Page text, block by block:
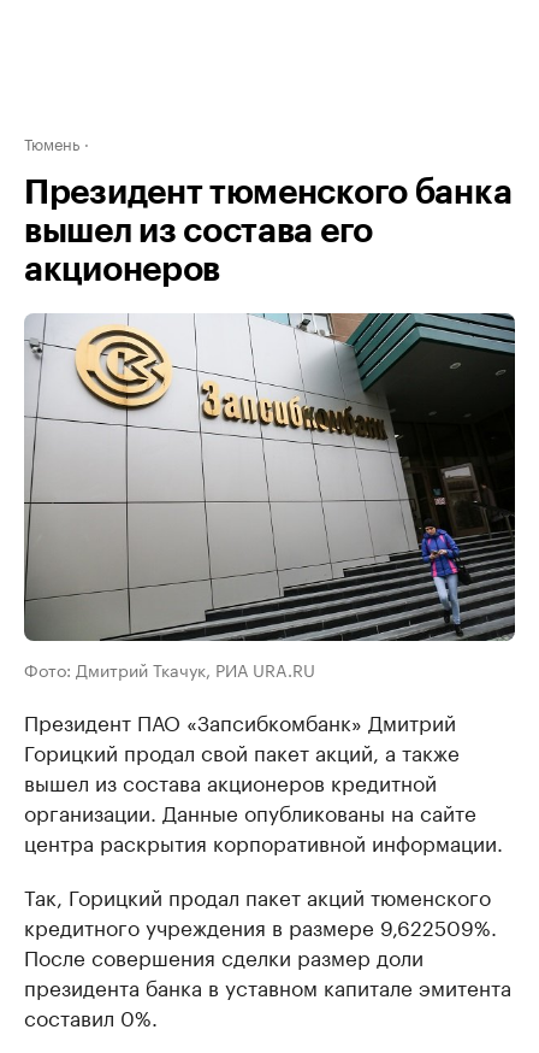
Тюмень
Президент тюменского банка
вышел из состава его
акционеров
Фото: Дмитрий Ткачук, РИА URA.RU
Президент ПАО «Запсибкомбанк» Дмитрий
Горицкий продал свой пакет акций, а также
вышел из состава акционеров кредитной
организации. Данные опубликованы на сайте
центра раскрытия корпоративной информации.
Так, Горицкий продал пакет акций тюменского
кредитного учреждения в размере 9,622509%.
После совершения сделки размер доли
президента банка в уставном капитале эмитента
составил 0%.